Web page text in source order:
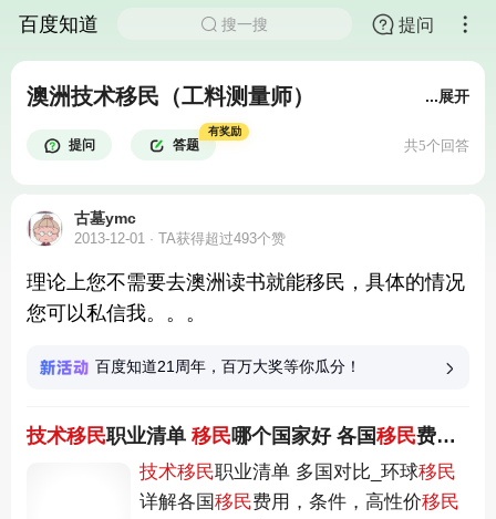
百度知道 提问
搜一搜
澳洲技术移民（工料测量师） ...展开
提问 答题
有奖励
共5个回答
古墓ymc
2013-12-01 TA获得超过493个赞
理论上您不需要去澳洲读书就能移民，具体的情况
您可以私信我。。。
百度知道21周年，百万大奖等你瓜分！
技术移民职业清单移民哪个国家好 各国移民费用_条件对比解析
技术移民职业清单 多国对比_环球移民
详解各国移民费用，条件，高性价移民